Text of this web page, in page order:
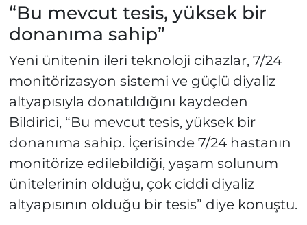
“Bu mevcut tesis, yüksek bir
donanıma sahip”
Yeni ünitenin ileri teknoloji cihazlar, 7/24
monitörizasyon sistemi ve güçlü diyaliz
altyapısıyla donatıldığını kaydeden
Bildirici, “Bu mevcut tesis, yüksek bir
donanıma sahip. İçerisinde 7/24 hastanın
monitörize edilebildiği, yaşam solunum
ünitelerinin olduğu, çok ciddi diyaliz
altyapısının olduğu bir tesis” diye konuştu.